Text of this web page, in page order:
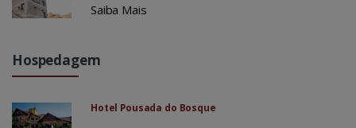
Saiba Mais
Hospedagem
Hotel Pousada do Bosque